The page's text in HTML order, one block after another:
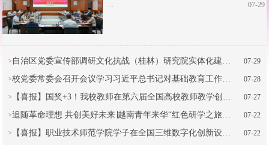
... 07-29
自治区党委宣传部调研文化抗战（桂林）研究院实体化建设工作 07-29
校党委常委会召开会议学习习近平总书记对基础教育工作作出的重要指示等精神 07-28
【喜报】国奖+3！我校教师在第六届全国高校教师教学创新大赛再创佳绩 07-27
追随革命理想 共创美好未来∣越南青年来华“红色研学之旅”之“沿着胡伯伯的足迹” 研学营在桂林顺利结营 07-22
【喜报】职业技术师范学院学子在全国三维数字化创新设计大赛18周年精英联赛（2025-2026）总决赛中斩获全国一等奖 07-22